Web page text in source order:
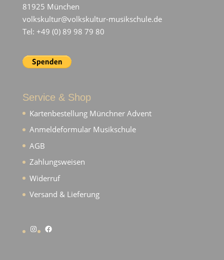
81925 München
volkskultur@volkskultur-musikschule.de
Tel: +49 (0) 89 98 79 80
Service & Shop
Kartenbestellung Münchner Advent
Anmeldeformular Musikschule
AGB
Zahlungsweisen
Widerruf
Versand & Lieferung
Instagram
Facebook